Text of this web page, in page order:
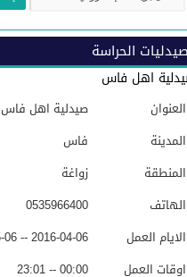
صيدليات الحراسة
اهل فاس
العنوان
صيدلية اهل فاس
المدينة
فاس
المنطقة
زواغة
الهاتف
0535966400
الايام العمل
2016-04-06 -- 2016-05-06
اوقات العمل
00:00 -- 23:01